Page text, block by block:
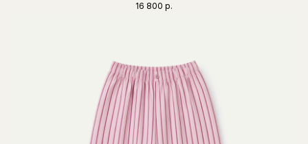
16 800 р.